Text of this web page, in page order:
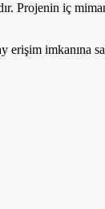
Projenin iç
imkanına